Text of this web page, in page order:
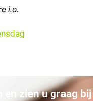
i.o.
en zien u graag bij